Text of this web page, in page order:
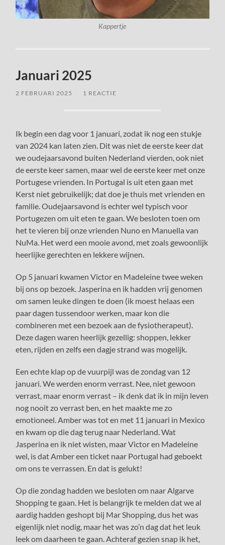
Kappertje
Januari 2025
2 FEBRUARI 2025 1 REACTIE
Ik begin een dag voor 1 januari, zodat ik nog een stukje
van 2024 kan laten zien. Dit was niet de eerste keer dat
we oudejaarsavond buiten Nederland vierden, ook niet
de eerste keer samen, maar wel de eerste keer met onze
Portugese vrienden. In Portugal is uit eten gaan met
Kerst niet gebruikelijk; dat doe je thuis met vrienden en
familie. Oudejaarsavond is echter wel typisch voor
Portugezen om uit eten te gaan. We besloten toen om
het te vieren bij onze vrienden Nuno en Manuella van
NuMa. Het werd een mooie avond, met zoals gewoonlijk
heerlijke gerechten en lekkere wijnen.
Op 5 januari kwamen Victor en Madeleine twee weken
bij ons op bezoek. Jasperina en ik hadden vrij genomen
om samen leuke dingen te doen (ik moest helaas een
paar dagen tussendoor werken, maar kon die
combineren met een bezoek aan de fysiotherapeut).
Deze dagen waren heerlijk gezellig: shoppen, lekker
eten, rijden en zelfs een dagje strand was mogelijk.
Een echte klap op de vuurpijl was de zondag van 12
januari. We werden enorm verrast. Nee, niet gewoon
verrast, maar enorm verrast – ik denk dat ik in mijn leven
nog nooit zo verrast ben, en het maakte me zo
emotioneel. Amber was tot en met 11 januari in Mexico
en kwam op die dag terug naar Nederland. Wat
Jasperina en ik niet wisten, maar Victor en Madeleine
wel, is dat Amber een ticket naar Portugal had geboekt
om ons te verrassen. En dat is gelukt!
Op die zondag hadden we besloten om naar Algarve
Shopping te gaan. Het is belangrijk te melden dat we al
aardig hadden geshopt bij Mar Shopping, dus het was
eigenlijk niet nodig, maar het was zo’n dag dat het leuk
leek om daarheen te gaan. Achteraf gezien snap ik het,